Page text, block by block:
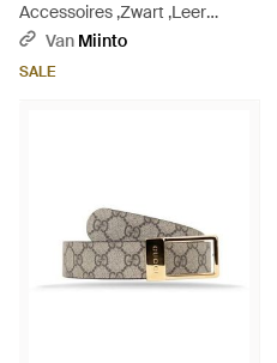
Accessoires ,Zwart ,Leer
Double G Buckle Belt - Zwart
Van Miinto
SALE